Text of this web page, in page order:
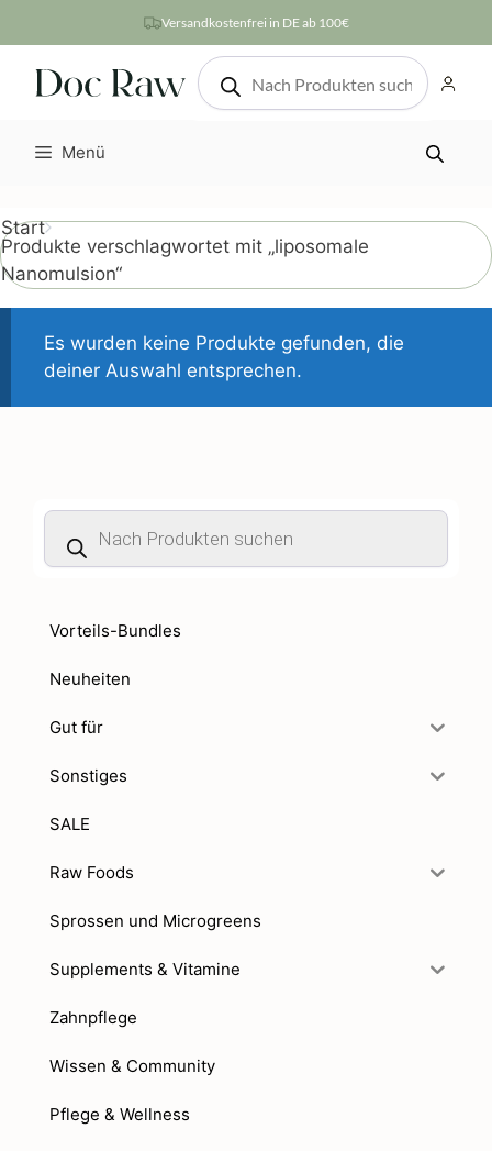
Inhalt
springen
Versandkostenfrei in DE ab 100€
Products
search
Menü
Start
Produkte verschlagwortet mit „liposomale
Nanomulsion“
Es wurden keine Produkte gefunden, die
deiner Auswahl entsprechen.
Products
search
Vorteils-Bundles
Neuheiten
Gut für
Sonstiges
SALE
Raw Foods
Sprossen und Microgreens
Supplements & Vitamine
Zahnpflege
Wissen & Community
Pflege & Wellness